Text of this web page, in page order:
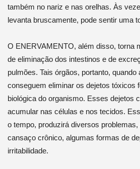
também no nariz e nas orelhas. Às
levanta bruscamente, pode sentir uma
O ENERVAMENTO, além disso, torna
de eliminação dos intestinos e de
pulmões. Tais órgãos, portanto, quando
conseguem eliminar os dejetos tóxicos
biológica do organismo. Esses dejetos
acumular nas células e nos tecidos.
o tempo, produzirá diversos
cansaço crônico, algumas formas de
irritabilidade.